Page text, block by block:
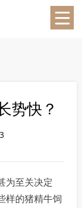
势快？
为至关决定
样的猪精牛饲